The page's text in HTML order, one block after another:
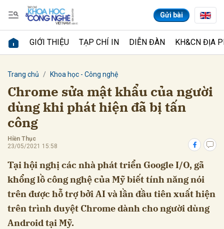
Gửi bài
GIỚI THIỆU TẠP CHÍ IN DIỄN ĐÀN KH&CN ĐỊA
Trang chủ Khoa học - Công nghệ
Chrome sửa mật khẩu của người
dùng khi phát hiện đã bị tấn
công
Hiền Thục
23/05/2021 15:58
Tại hội nghị các nhà phát triển Google I/O, gã
khổng lồ công nghệ của Mỹ biết tính năng nói
trên được hỗ trợ bởi AI và lần đầu tiên xuất hiện
trên trình duyệt Chrome dành cho người dùng
Android tại Mỹ.
Gửi bình luận
Hủy Gửi